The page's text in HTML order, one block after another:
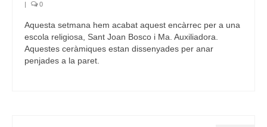
|
0
Aquesta setmana hem acabat aquest encàrrec per a una
escola religiosa, Sant Joan Bosco i Ma. Auxiliadora.
Aquestes ceràmiques estan dissenyades per anar
penjades a la paret.